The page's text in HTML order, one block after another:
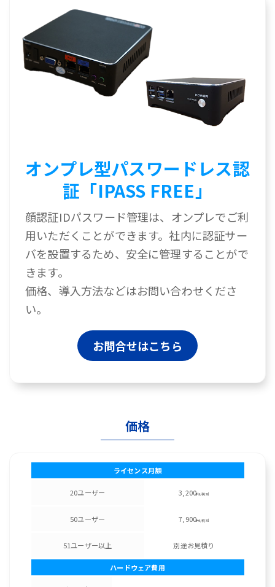
オンプレ型パスワードレス認
証「IPASS FREE」
顔認証IDパスワード管理は、オンプレでご利
用いただくことができます。社内に認証サー
バを設置するため、安全に管理することがで
きます。
価格、導入方法などはお問い合わせくださ
い。
お問合せはこちら
価格
ライセンス月額
20ユーザー 3,200円/税別
50ユーザー 7,900円/税別
51ユーザー以上 別途お見積り
ハードウェア費用